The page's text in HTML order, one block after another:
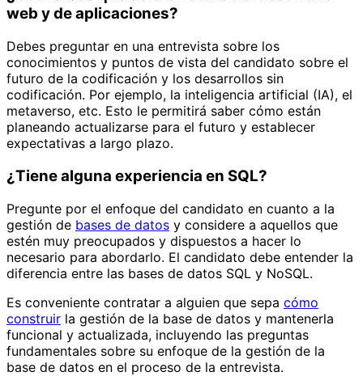
web y de aplicaciones?
Debes preguntar en una entrevista sobre los
conocimientos y puntos de vista del candidato sobre el
futuro de la codificación y los desarrollos sin
codificación. Por ejemplo, la inteligencia artificial (IA), el
metaverso, etc. Esto le permitirá saber cómo están
planeando actualizarse para el futuro y establecer
expectativas a largo plazo.
¿Tiene alguna experiencia en SQL?
Pregunte por el enfoque del candidato en cuanto a la
gestión de bases de datos y considere a aquellos que
estén muy preocupados y dispuestos a hacer lo
necesario para abordarlo. El candidato debe entender la
diferencia entre las bases de datos SQL y NoSQL.
Es conveniente contratar a alguien que sepa cómo
construir la gestión de la base de datos y mantenerla
funcional y actualizada, incluyendo las preguntas
fundamentales sobre su enfoque de la gestión de la
base de datos en el proceso de la entrevista.